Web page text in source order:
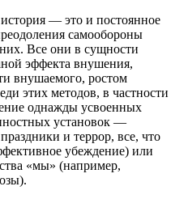
— это и постоянное
самообороны
Все они в сущности
эффекта внушения,
внушаемого, ростом
этих методов, в частности
однажды усвоенных
установок —
и террор, все, что
убеждение) или
«мы» (например,